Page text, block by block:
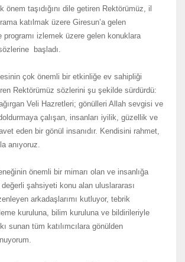
önem taşıdığını dile getiren Rektörümüz, il
katılmak üzere Giresun’a gelen
programı izlemek üzere gelen konuklara
başladı.
çok önemli bir etkinliğe ev sahipliği
Rektörümüz sözlerini şu şekilde sürdürdü:
Veli Hazretleri; gönülleri Allah sevgisi ve
çalışan, insanları iyilik, güzellik ve
eden bir gönül insanıdır. Kendisini rahmet,
anıyoruz.
önemli bir mimarı olan ve insanlığa
şahsiyeti konu alan uluslararası
arkadaşlarımı kutluyor, tebrik
kuruluna, bilim kuruluna ve bildirileriyle
sunan tüm katılımcılara gönülden